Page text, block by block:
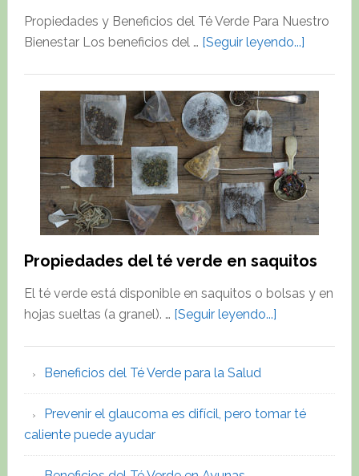
Propiedades y Beneficios del Té Verde Para Nuestro
Bienestar Los beneficios del … [Seguir leyendo...]about
Té
Verde
para
la
Salud
Propiedades del té verde en saquitos
El té verde está disponible en saquitos o bolsas y en
hojas sueltas (a granel). … [Seguir leyendo...]about
verde
en
Beneficios del Té Verde para la Salud
Prevenir el glaucoma es difícil, pero tomar té
caliente puede ayudar